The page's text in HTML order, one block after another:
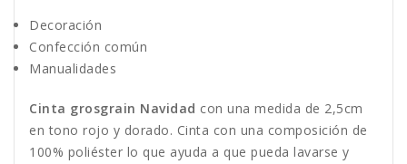
Decoración
Confección común
Manualidades
Cinta grosgrain Navidad con una medida de 2,5cm
en tono rojo y dorado. Cinta con una composición de
100% poliéster lo que ayuda a que pueda lavarse y